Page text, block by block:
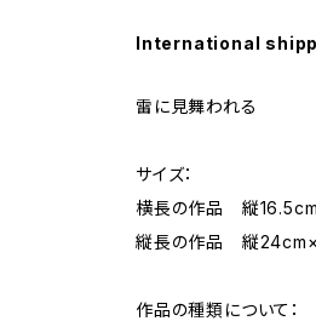
International
雷に見舞われる
サイズ：
横長の作品 縦
縦長の作品 縦
作品の種類について：